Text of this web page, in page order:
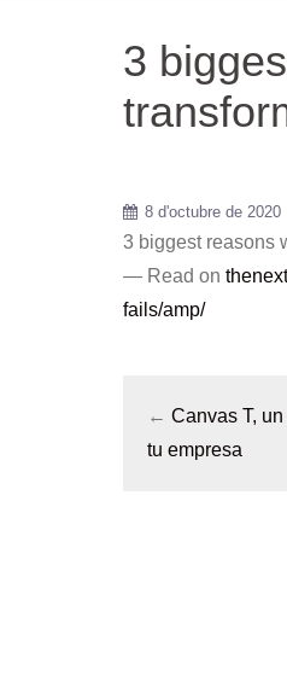
3
8 d'octubre de 2020
3 biggest reasons
— Read on
fails/amp/
← Canvas T,
tu empresa